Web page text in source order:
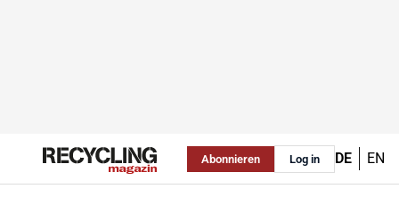
Abonnieren Log in DE EN